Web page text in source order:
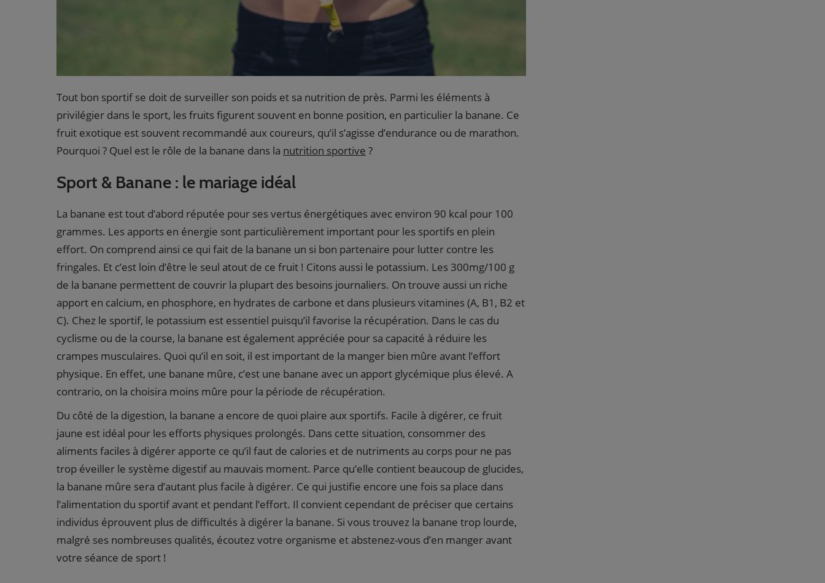
Tout bon sportif se doit de surveiller son poids et sa nutrition de près. Parmi les éléments à
privilégier dans le sport, les fruits figurent souvent en bonne position, en particulier la banane. Ce
fruit exotique est souvent recommandé aux coureurs, qu’il s’agisse d’endurance ou de marathon.
Pourquoi ? Quel est le rôle de la banane dans la nutrition sportive ?
Sport & Banane : le mariage idéal
La banane est tout d’abord réputée pour ses vertus énergétiques avec environ 90 kcal pour 100
grammes. Les apports en énergie sont particulièrement important pour les sportifs en plein
effort. On comprend ainsi ce qui fait de la banane un si bon partenaire pour lutter contre les
fringales. Et c’est loin d’être le seul atout de ce fruit ! Citons aussi le potassium. Les 300mg/100 g
de la banane permettent de couvrir la plupart des besoins journaliers. On trouve aussi un riche
apport en calcium, en phosphore, en hydrates de carbone et dans plusieurs vitamines (A, B1, B2 et
C). Chez le sportif, le potassium est essentiel puisqu’il favorise la récupération. Dans le cas du
cyclisme ou de la course, la banane est également appréciée pour sa capacité à réduire les
crampes musculaires. Quoi qu’il en soit, il est important de la manger bien mûre avant l’effort
physique. En effet, une banane mûre, c’est une banane avec un apport glycémique plus élevé. A
contrario, on la choisira moins mûre pour la période de récupération.
Du côté de la digestion, la banane a encore de quoi plaire aux sportifs. Facile à digérer, ce fruit
jaune est idéal pour les efforts physiques prolongés. Dans cette situation, consommer des
aliments faciles à digérer apporte ce qu’il faut de calories et de nutriments au corps pour ne pas
trop éveiller le système digestif au mauvais moment. Parce qu’elle contient beaucoup de glucides,
la banane mûre sera d’autant plus facile à digérer. Ce qui justifie encore une fois sa place dans
l’alimentation du sportif avant et pendant l’effort. Il convient cependant de préciser que certains
individus éprouvent plus de difficultés à digérer la banane. Si vous trouvez la banane trop lourde,
malgré ses nombreuses qualités, écoutez votre organisme et abstenez-vous d’en manger avant
votre séance de sport !